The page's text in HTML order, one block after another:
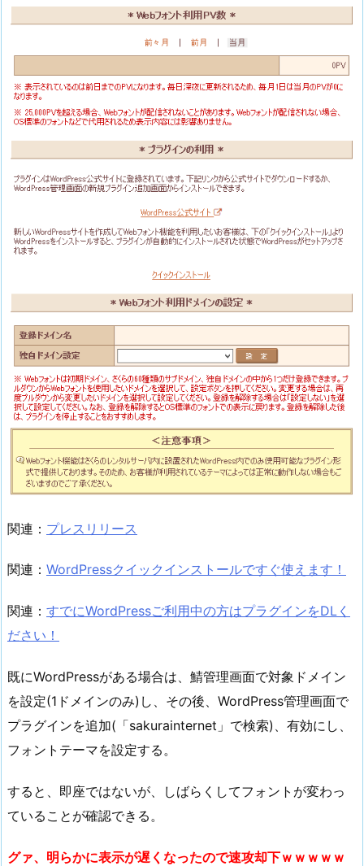
関連： プレスリリース
関連： WordPressクイックインストールですぐ使えます！
関連： すでにWordPressご利用中の方はプラグインをDLく
ださい！
既にWordPressがある場合は、鯖管理画面で対象ドメイン
を設定(1ドメインのみ)し、その後、WordPress管理画面で
プラグインを追加(「sakurainternet」で検索)、有効にし、
フォントテーマを設定する。
すると、即座ではないが、しばらくしてフォントが変わっ
ていることが確認できる。
グァ、明らかに表示が遅くなったので速攻却下ｗｗｗｗｗ